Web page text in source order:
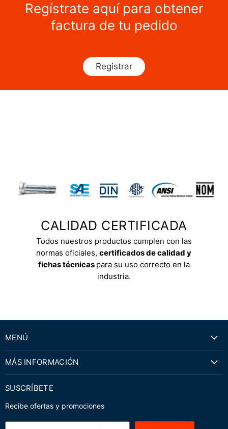
Regístrate aquí para obtener
factura de tu pedido
Registrar
CALIDAD CERTIFICADA
Todos nuestros productos cumplen con las
normas oficiales,certificados de calidad y
fichas técnicas para su uso correcto en la
industria.
MENÚ
MÁS INFORMACIÓN
SUSCRÍBETE
Recibe ofertas y promociones